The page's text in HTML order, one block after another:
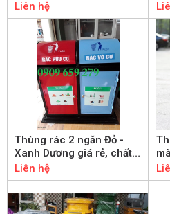
Liên hệ
Thùng rác 2 ngăn Đỏ -
Xanh Dương giá rẻ, chất
lượng
Liên hệ